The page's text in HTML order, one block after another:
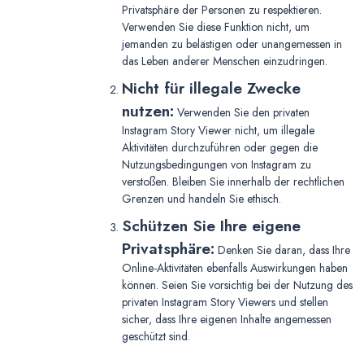
Privatsphäre der Personen zu respektieren.
Verwenden Sie diese Funktion nicht, um
jemanden zu belästigen oder unangemessen in
das Leben anderer Menschen einzudringen.
Nicht für illegale Zwecke
nutzen: Verwenden Sie den privaten
Instagram Story Viewer nicht, um illegale
Aktivitäten durchzuführen oder gegen die
Nutzungsbedingungen von Instagram zu
verstoßen. Bleiben Sie innerhalb der rechtlichen
Grenzen und handeln Sie ethisch.
Schützen Sie Ihre eigene
Privatsphäre: Denken Sie daran, dass Ihre
Online-Aktivitäten ebenfalls Auswirkungen haben
können. Seien Sie vorsichtig bei der Nutzung des
privaten Instagram Story Viewers und stellen
sicher, dass Ihre eigenen Inhalte angemessen
geschützt sind.